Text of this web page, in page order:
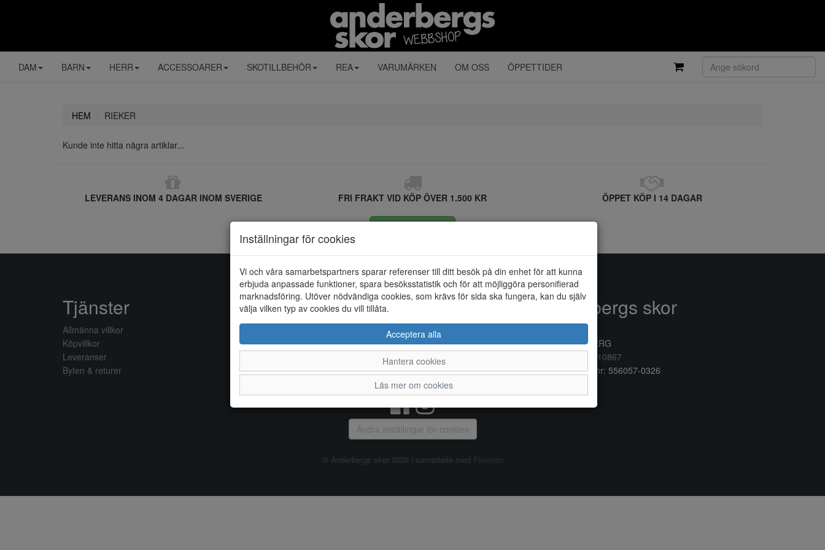
DAM BARN HERR ACCESSOARER SKOTILLBEHÖR REA VARUMÄRKEN OM OSS ÖPPETTIDER
HEM RIEKER
Kunde inte hitta några artiklar...
LEVERANS INOM 4 DAGAR INOM SVERIGE FRI FRAKT VID KÖP ÖVER 1.500 KR ÖPPET KÖP I 14 DAGAR
Inställningar för cookies
Vi och våra samarbetspartners sparar referenser till ditt besök på din enhet för att kunna
erbjuda anpassade funktioner, spara besöksstatistik och för att möjliggöra personifierad
marknadsföring. Utöver nödvändiga cookies, som krävs för sida ska fungera, kan du själv
välja vilken typ av cookies du vill tillåta.
Acceptera alla
Hantera cookies
Läs mer om cookies
Tjänster
Allmänna villkor
Köpvillkor
Leveranser
Byten & returer
Allmänt
Om oss
Öppettider
Anderbergs skor
432 41 VARBERG
0340/10867
Organisationsnr: 556057-0326
Ändra inställingar för cookies
© Anderbergs skor 2026 i samarbete med Flexicon